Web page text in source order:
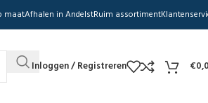
maatAfhalen in AndelstRuim assortiment
Inloggen / Registreren €